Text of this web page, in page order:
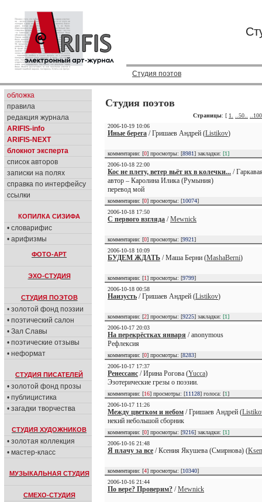
Студия поэтов
обложка
правила
редакция журнала
ARIFIS-info
ARIFIS-NEXT
блокнот эксперта
список авторов
записки на полях
справка по интерфейсу
ссылки
КОПИЛКА СИЗИФА
• словарифис
• арифизмы
ФОТО-АРТ
ЭХО-СТУДИЯ
СТУДИЯ ПОЭТОВ
• золотой фонд поэзии
• поэтический салон
• Зал Славы
• поэтические отзывы
• неформат
СТУДИЯ ПИСАТЕЛЕЙ
• золотой фонд прозы
• публицистика
• загадки творчества
СТУДИЯ ХУДОЖНИКОВ
• золотая коллекция
• мастер-класс
МУЗЫКАЛЬНАЯ СТУДИЯ
СМЕХО-СТУДИЯ
Студия поэтов
Страницы: [ 1. ..50..
2006-10-19 10:06
Иные берега / Гришаев Андрей (Listikov)
комментарии: [0] просмотры: [8981] закладки: [1]
2006-10-18 22:00
Кос не плету, ветер вьёт их в колечки... /
автор – Каролина Илика (Румыния)
перевод мой
комментарии: [0] просмотры: [10074]
2006-10-18 17:50
С первого взгляда /Mewnick
комментарии: [0] просмотры: [9921]
2006-10-18 10:09
БУДЕМ ЖДАТЬ / Маша Берни (MashaBerni)
комментарии: [1] просмотры: [9799]
2006-10-18 00:58
Наизусть / Гришаев Андрей (Listikov)
комментарии: [2] просмотры: [9225] закладки: [1]
2006-10-17 20:03
На перекрёстках января / anonymous
Рефлексия
комментарии: [0] просмотры: [8283]
2006-10-17 17:37
Ренессанс / Ирина Рогова (Yucca)
Эзотерические грезы о поэзии.
комментарии: [16] просмотры: [11128] голоса: [1]
2006-10-17 11:26
Между цветком и небом / Гришаев Андрей (
некий небольшой сборник
комментарии: [0] просмотры: [9216] закладки: [1]
2006-10-16 21:48
Я плачу за все / Ксения Якушева (Смирнова) (
комментарии: [4] просмотры: [10340]
2006-10-16 21:44
По вере? Проверим? /Mewnick